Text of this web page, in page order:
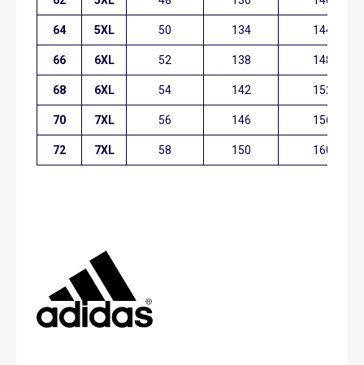
64 5XL 50 134 144
66 6XL 52 138 148
68 6XL 54 142 152
70 7XL 56 146 156
72 7XL 58 150 160